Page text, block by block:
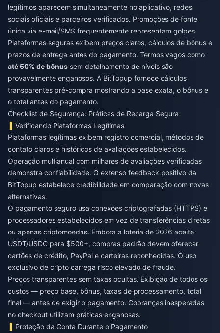
legítimos aparecem simultaneamente no aplicativo, redes
sociais oficiais e parceiros verificados. Promoções de fonte
única via e-mail/SMS frequentemente representam golpes.
Plataformas seguras exibem preços claros, cálculos de bônus e
prazos de entrega antes do pagamento. Termos vagos como
até 50% de bônus sem detalhamento de níveis são
provavelmente enganosos. A BitTopup fornece cálculos
transparentes pré-compra mostrando a base exata, o bônus e
o total antes do pagamento.
Checklist de Segurança: Práticas de Recarga Segura
Verificando Plataformas Legítimas
Plataformas legítimas exibem registro comercial, métodos de
contato claros e históricos de avaliações estabelecidos.
Operação multianual com milhares de avaliações verificadas
demonstra confiabilidade. O extenso feedback positivo da
BitTopup estabelece credibilidade em comparação com novas
alternativas.
O pagamento seguro usa conexões criptografadas (HTTPS) e
processadores estabelecidos em vez de transferências diretas
ou apenas criptomoedas. Embora a loteria de 2026 aceite
USDT/USDC para $500+, compras padrão devem oferecer
cartões de crédito, PayPal e carteiras reconhecidas. O uso
exclusivo de cripto carrega risco elevado de fraude.
Preços transparentes sem taxas ocultas. Exibição de todos os
custos — preço base, bônus, taxas de processamento, total
final — antes de exigir o pagamento. Cobranças inesperadas
no checkout utilizam práticas enganosas.
Proteção da Conta Durante o Pagamento